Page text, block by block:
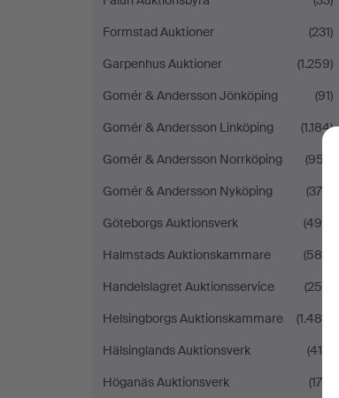
Formstad Auktioner
(231)
Garpenhus Auktioner
(1.259)
Gomér & Andersson Jönköping
(91)
Gomér & Andersson Linköping
(1.184)
Gomér & Andersson Norrköping
(957)
Gomér & Andersson Nyköping
(376)
Göteborgs Auktionsverk
(495)
Halmstads Auktionskammare
(588)
Handelslagret Auktionsservice
(250)
Helsingborgs Auktionskammare
(1.486)
Hälsinglands Auktionsverk
(419)
Höganäs Auktionsverk
(175)